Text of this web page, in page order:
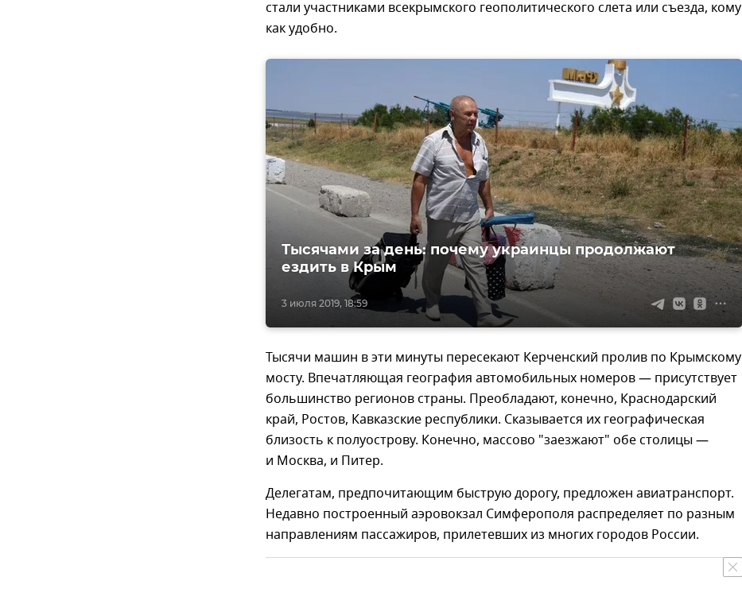
стали участниками всекрымского геополитического слета или съезда, кому
как удобно.
3 июля 2019, 18:59
Тысячами за день: почему украинцы продолжают
ездить в Крым
Тысячи машин в эти минуты пересекают Керченский пролив по Крымскому
мосту. Впечатляющая география автомобильных номеров — присутствует
большинство регионов страны. Преобладают, конечно, Краснодарский
край, Ростов, Кавказские республики. Сказывается их географическая
близость к полуострову. Конечно, массово "заезжают" обе столицы —
и Москва, и Питер.
Делегатам, предпочитающим быструю дорогу, предложен авиатранспорт.
Недавно построенный аэровокзал Симферополя распределяет по разным
направлениям пассажиров, прилетевших из многих городов России.